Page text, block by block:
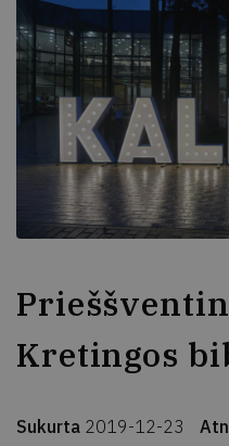
Kretingos
Sukurta 2019-12-23